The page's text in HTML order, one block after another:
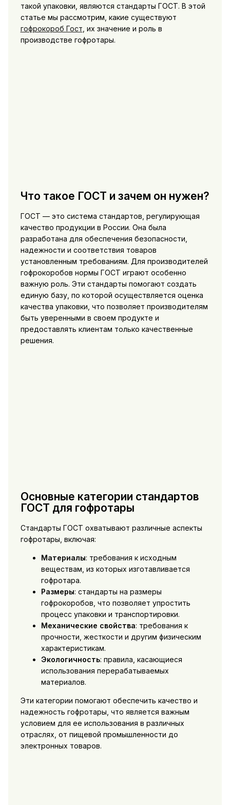
такой упаковки, являются стандарты ГОСТ. В этой
статье мы рассмотрим, какие существуют
гофрокороб Гост , их значение и роль в
производстве гофротары.
Что такое ГОСТ и зачем он нужен?
ГОСТ — это система стандартов, регулирующая
качество продукции в России. Она была
разработана для обеспечения безопасности,
надежности и соответствия товаров
установленным требованиям. Для производителей
гофрокоробов нормы ГОСТ играют особенно
важную роль. Эти стандарты помогают создать
единую базу, по которой осуществляется оценка
качества упаковки, что позволяет производителям
быть уверенными в своем продукте и
предоставлять клиентам только качественные
решения.
Основные категории стандартов
ГОСТ для гофротары
Стандарты ГОСТ охватывают различные аспекты
гофротары, включая:
Материалы: требования к исходным
веществам, из которых изготавливается
гофротара.
Размеры: стандарты на размеры
гофрокоробов, что позволяет упростить
процесс упаковки и транспортировки.
Механические свойства: требования к
прочности, жесткости и другим физическим
характеристикам.
Экологичность: правила, касающиеся
использования перерабатываемых
материалов.
Эти категории помогают обеспечить качество и
надежность гофротары, что является важным
условием для ее использования в различных
отраслях, от пищевой промышленности до
электронных товаров.